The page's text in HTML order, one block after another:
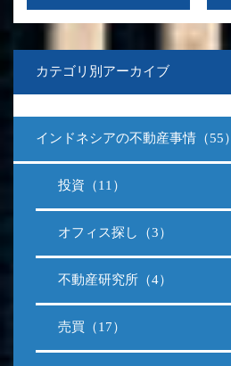
カテゴリ別アーカイブ
インドネシアの不動産事情（55）
投資（11）
オフィス探し（3）
不動産研究所（4）
売買（17）